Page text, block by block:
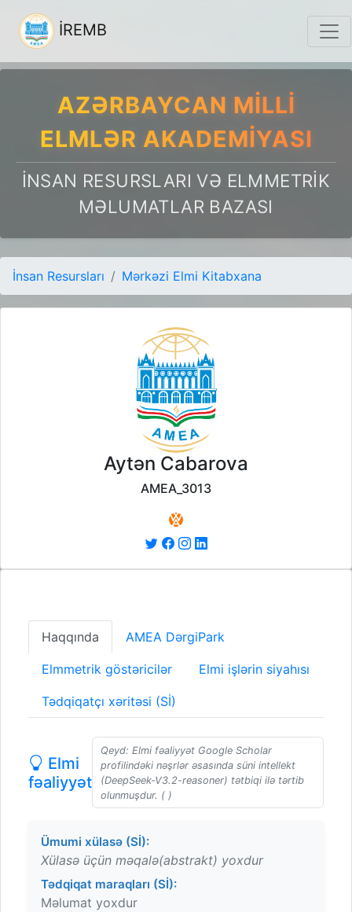
İREMB
AZƏRBAYCAN MILLI
ELMLƏR AKADEMIYASI
İNSAN RESURSLARI VƏ ELMMETRIK
MƏLUMATLAR BAZASI
İnsan Resursları Mərkəzi Elmi Kitabxana
Aytən Cabarova
AMEA_3013
Haqqında AMEA DərgiPark
Elmmetrik göstəricilər Elmi işlərin siyahısı
Tədqiqatçı xəritəsi (Sİ)
Elmi
fəaliyyət
Qeyd: Elmi fəaliyyət Google Scholar
profilindəki nəşrlər əsasında süni intellekt
(DeepSeek-V3.2-reasoner) tətbiqi ilə tərtib
olunmuşdur. ( )
Ümumi xülasə (Sİ):
Xülasə üçün məqalə(abstrakt) yoxdur
Tədqiqat maraqları (Sİ):
Məlumat yoxdur